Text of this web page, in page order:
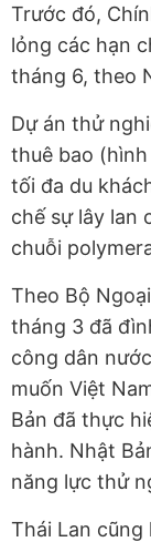
Trước đó,
lỏng các hạn
tháng 6, theo
Dự án thử
thuê bao
tối đa du
chế sự lây lan
chuỗi
Theo Bộ
tháng 3 đã
công dân
muốn Việt
Bản đã thực
hành. Nhật
năng lực thử
Thái Lan